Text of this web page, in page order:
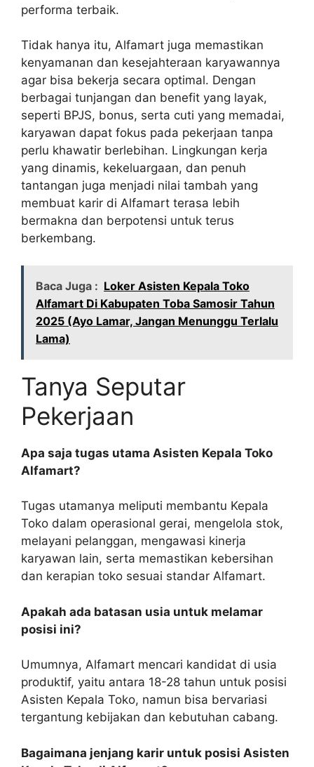
performa terbaik.
Tidak hanya itu, Alfamart juga memastikan
kenyamanan dan kesejahteraan karyawannya
agar bisa bekerja secara optimal. Dengan
berbagai tunjangan dan benefit yang layak,
seperti BPJS, bonus, serta cuti yang memadai,
karyawan dapat fokus pada pekerjaan tanpa
perlu khawatir berlebihan. Lingkungan kerja
yang dinamis, kekeluargaan, dan penuh
tantangan juga menjadi nilai tambah yang
membuat karir di Alfamart terasa lebih
bermakna dan berpotensi untuk terus
berkembang.
Baca Juga : Loker Asisten Kepala Toko
Alfamart Di Kabupaten Toba Samosir Tahun
2025 (Ayo Lamar, Jangan Menunggu Terlalu
Lama)
Tanya Seputar
Pekerjaan
Apa saja tugas utama Asisten Kepala Toko
Alfamart?
Tugas utamanya meliputi membantu Kepala
Toko dalam operasional gerai, mengelola stok,
melayani pelanggan, mengawasi kinerja
karyawan lain, serta memastikan kebersihan
dan kerapian toko sesuai standar Alfamart.
Apakah ada batasan usia untuk melamar
posisi ini?
Umumnya, Alfamart mencari kandidat di usia
produktif, yaitu antara 18-28 tahun untuk posisi
Asisten Kepala Toko, namun bisa bervariasi
tergantung kebijakan dan kebutuhan cabang.
Bagaimana jenjang karir untuk posisi Asisten